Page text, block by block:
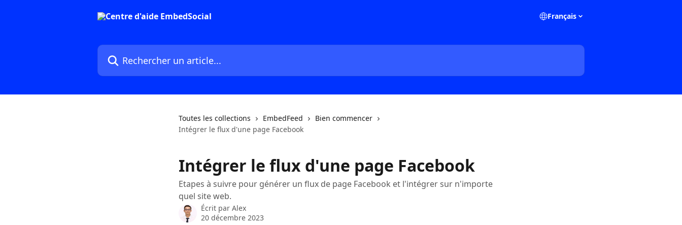
Français
Rechercher un article...
Toutes les collections EmbedFeed
Bien commencer
Intégrer le flux d'une page Facebook
Intégrer le flux d'une page Facebook
Etapes à suivre pour générer un flux de page Facebook et l'intégrer sur n'importe
quel site web.
Écrit par Alex
20 décembre 2023